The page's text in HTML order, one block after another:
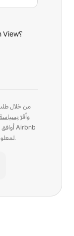
هل تعيش حاليًا في Arlo Mountain View؟
من خلال
المُطبَّقة لدى Airbnb وأقرّ
لمعلومات الاتصال الشخصية مع إدارة البناية.